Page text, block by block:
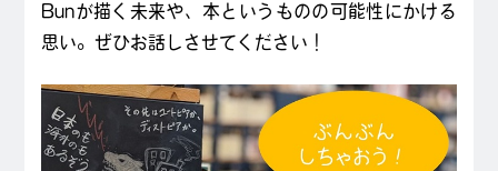
Bunが描く未来や、本というものの可能性にかける
思い。ぜひお話しさせてください！